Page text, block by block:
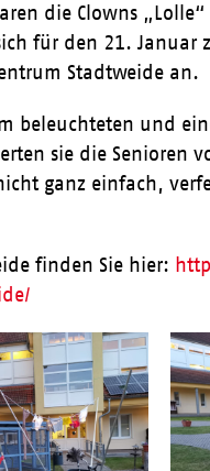
die Clowns
für den 21. Januar
Stadtweide an.
beleuchteten und
sie die Senioren
ganz einfach,
finden Sie hier: